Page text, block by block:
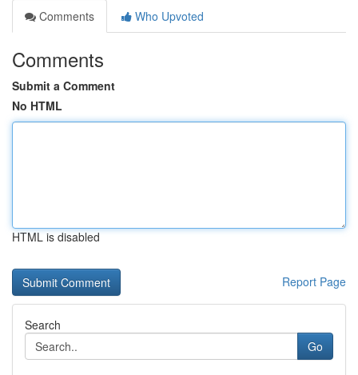
Comments
Who Upvoted
Comments
Submit a Comment
No HTML
HTML is disabled
Report Page
Search
Go